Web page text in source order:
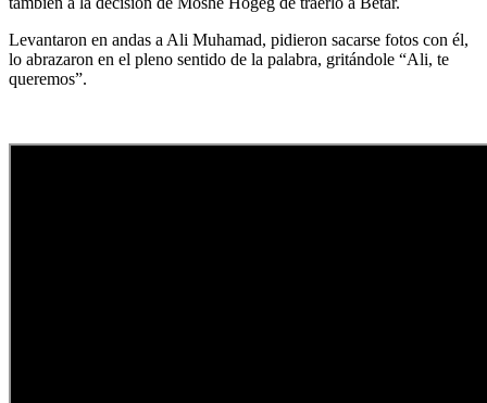
Levantaron en andas a Ali Muhamad, pidieron sacarse fotos con él,
lo abrazaron en el pleno sentido de la palabra, gritándole “Ali, te
queremos”.